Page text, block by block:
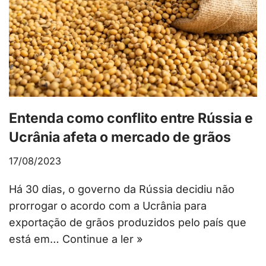
Entenda como conflito entre Rússia e
Ucrânia afeta o mercado de grãos
17/08/2023
Há 30 dias, o governo da Rússia decidiu não
prorrogar o acordo com a Ucrânia para
exportação de grãos produzidos pelo país que
está em… Continue a ler »